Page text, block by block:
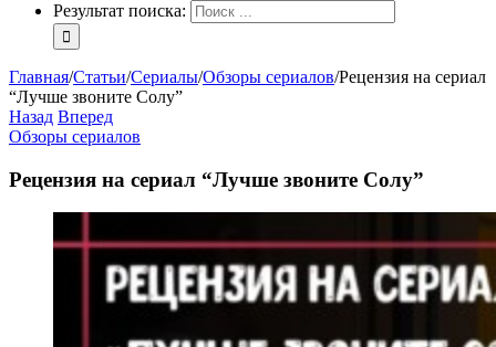
Результат поиска:
Главная/Статьи/Сериалы/Обзоры сериалов/Рецензия на сериал
“Лучше звоните Солу”
Назад Вперед
Обзоры сериалов
Рецензия на сериал “Лучше звоните Солу”